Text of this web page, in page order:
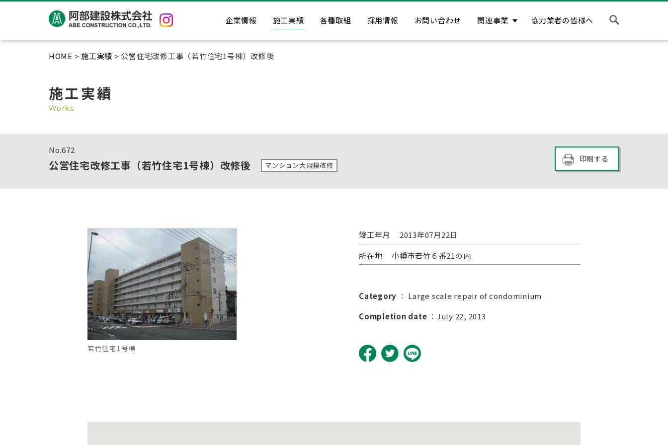
企業情報 施工実績 各種取組 採用情報 お問い合わせ 関連事業 協力業者の皆様へ
HOME >施工実績 > 公営住宅改修工事（若竹住宅1号棟）改修後
施工実績
Works
No.672
公営住宅改修工事（若竹住宅1号棟）改修後 マンション大規模改修
印刷する
若竹住宅1号棟
竣工年月
2013年07月22日
所在地
小樽市若竹６番21の内
Category ： Large scale repair of condominium
Completion date ：July 22, 2013